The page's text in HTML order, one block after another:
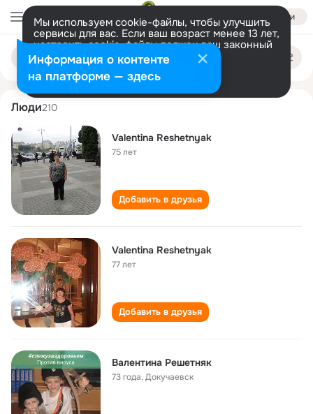
Войти
Мы используем cookie-файлы, чтобы улучшить
сервисы для вас. Если ваш возраст менее 13 лет,
настроить cookie-файлы должен ваш законный
представитель. Больше информации
Разрешить все Настроить
Поиск
людям
valentina reshetnyak
Люди210
Valentina Reshetnyak
75 лет
Добавить в друзья
Valentina Reshetnyak
77 лет
Добавить в друзья
Валентина Решетняк
73 года,Докучаевск
Информация о контенте
на платформе — здесь